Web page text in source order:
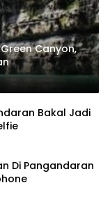
Canyon,
Bakal Jadi
Di Pangandaran